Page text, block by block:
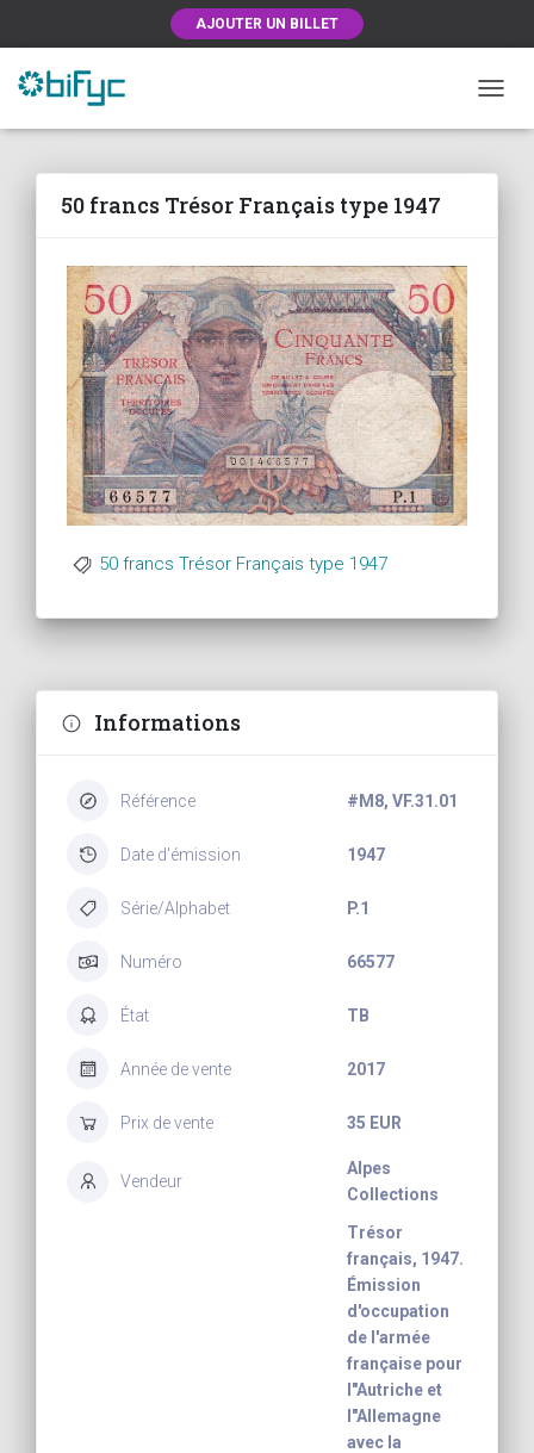
AJOUTER UN BILLET
50 francs Trésor Français type 1947
50 francs Trésor Français type 1947
Informations
Référence #M8, VF.31.01
Date d'émission 1947
Série/Alphabet P.1
Numéro 66577
État TB
Année de vente 2017
Prix de vente 35 EUR
Vendeur
Alpes
Collections
Trésor
français, 1947.
Émission
d'occupation
de l'armée
française pour
l"Autriche et
l"Allemagne
avec la